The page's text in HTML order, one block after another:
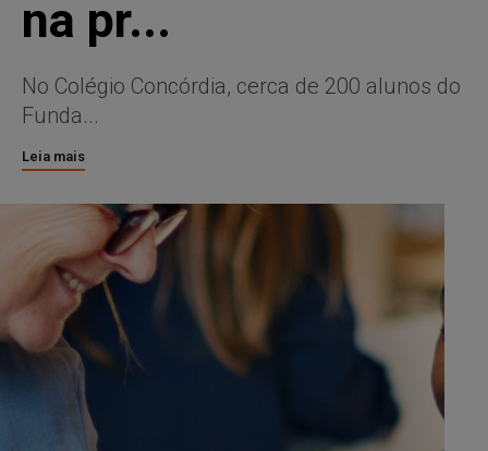
na pr...
No Colégio Concórdia, cerca de 200 alunos do
Funda...
Leia mais